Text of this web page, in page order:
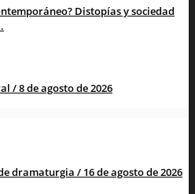
Distopías y sociedad
/ 8 de agosto de 2026
dramaturgia / 16 de agosto de 2026